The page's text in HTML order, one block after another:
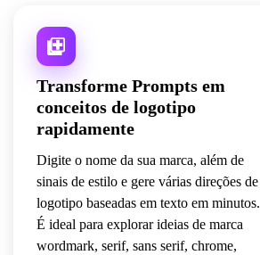
Transforme Prompts em
conceitos de logotipo
rapidamente
Digite o nome da sua marca, além de
sinais de estilo e gere várias direções de
logotipo baseadas em texto em minutos.
É ideal para explorar ideias de marca
wordmark, serif, sans serif, chrome,